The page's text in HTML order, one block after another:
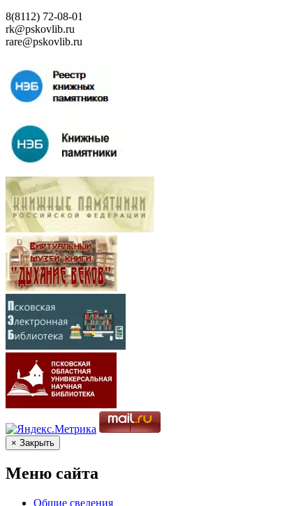
8(8112) 72-08-01
rk@pskovlib.ru
rare@pskovlib.ru
× Закрыть
Меню сайта
Общие сведения